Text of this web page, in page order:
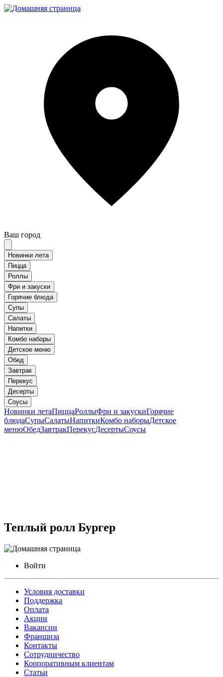
Ваш город
Новинки лета
Пицца
Роллы
Фри и закуски
Горячие блюда
Супы
Салаты
Напитки
Комбо наборы
Детское меню
Обед
Завтрак
Перекус
Десерты
Соусы
Новинки летаПиццаРоллыФри и закускиГорячие
блюдаСупыСалатыНапиткиКомбо наборыДетское
менюОбедЗавтракПерекусДесертыСоусы
Теплый ролл Бургер
Войти
Условия доставки
Поддержка
Оплата
Акции
Вакансии
Франшиза
Контакты
Сотрудничество
Корпоративным клиентам
Статьи